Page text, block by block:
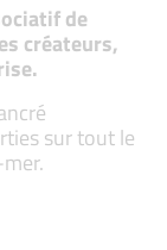
de
créateurs,
sur tout le